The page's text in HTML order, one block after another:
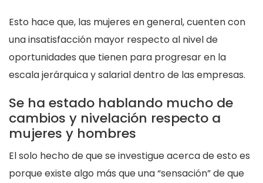
Esto hace que, las mujeres en general, cuenten con
una insatisfacción mayor respecto al nivel de
oportunidades que tienen para progresar en la
escala jerárquica y salarial dentro de las empresas.
Se ha estado hablando mucho de
cambios y nivelación respecto a
mujeres y hombres
El solo hecho de que se investigue acerca de esto es
porque existe algo más que una “sensación”de que